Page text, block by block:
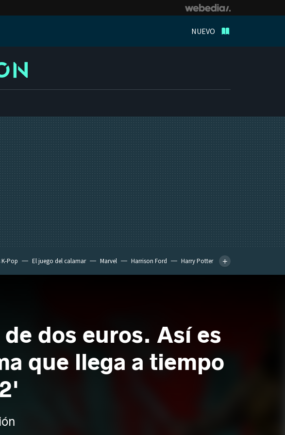
NUEVO
K-Pop El juego del calamar Marvel Harrison Ford
Harry Potter
dos euros. Así es
que llega a tiempo